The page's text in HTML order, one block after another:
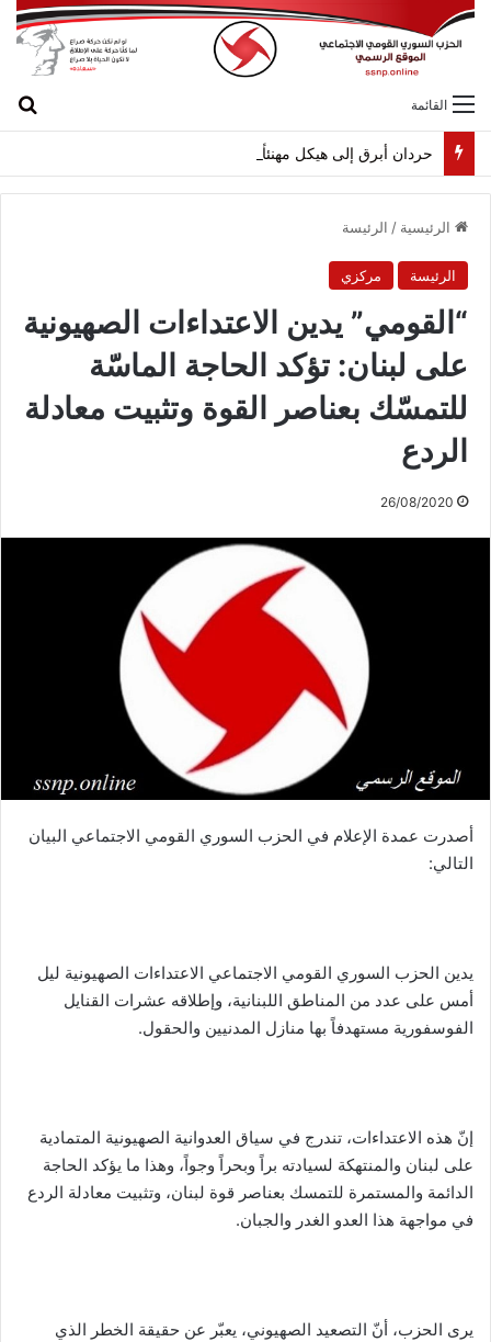
القائمة
حردان أبرق إلى هيكل مهنئاً بمناسبة عيد الجيش
الرئيسية / الرئيسة
الرئيسة مركزي
“القومي” يدين الاعتداءات الصهيونية
على لبنان: تؤكد الحاجة الماسّة
للتمسّك بعناصر القوة وتثبيت معادلة
الردع
26/08/2020
أصدرت عمدة الإعلام في الحزب السوري القومي الاجتماعي البيان
التالي:
يدين الحزب السوري القومي الاجتماعي الاعتداءات الصهيونية ليل
أمس على عدد من المناطق اللبنانية، وإطلاقه عشرات القنايل
الفوسفورية مستهدفاً بها منازل المدنيين والحقول.
إنّ هذه الاعتداءات، تندرج في سياق العدوانية الصهيونية المتمادية
على لبنان والمنتهكة لسيادته براً وبحراً وجواً، وهذا ما يؤكد الحاجة
الدائمة والمستمرة للتمسك بعناصر قوة لبنان، وتثبيت معادلة الردع
في مواجهة هذا العدو الغدر والجبان.
يرى الحزب، أنّ التصعيد الصهيوني، يعبّر عن حقيقة الخطر الذي